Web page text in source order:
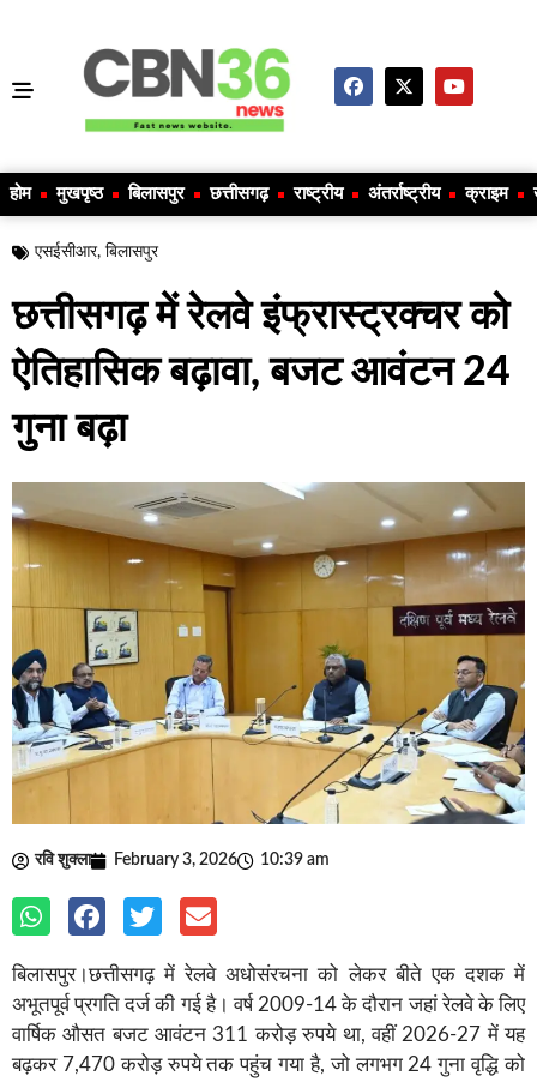
होम मुखपृष्ठ बिलासपुर छत्तीसगढ़ राष्ट्रीय अंतर्राष्ट्रीय क्राइम
एसईसीआर, बिलासपुर
छत्तीसगढ़ में रेलवे इंफ्रास्ट्रक्चर को
ऐतिहासिक बढ़ावा, बजट आवंटन 24
गुना बढ़ा
रवि शुक्ला February 3, 2026 10:39 am
बिलासपुर।छत्तीसगढ़ में रेलवे अधोसंरचना को लेकर बीते एक दशक में
अभूतपूर्व प्रगति दर्ज की गई है। वर्ष 2009-14 के दौरान जहां रेलवे के लिए
वार्षिक औसत बजट आवंटन 311 करोड़ रुपये था, वहीं 2026-27 में यह
बढ़कर 7,470 करोड़ रुपये तक पहुंच गया है, जो लगभग 24 गुना वृद्धि को